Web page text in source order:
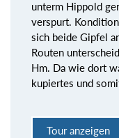
unterm Hippold
verspurt.
sich beide Gipfel
Routen
Hm. Da wie dort
kupiertes und
Tour anzeigen